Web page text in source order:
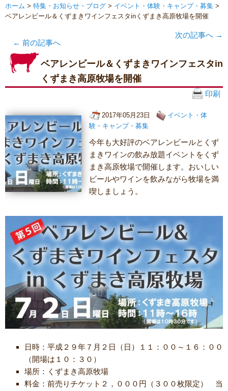
ホーム > 特集・お知らせ・ブログ > イベント・体験・キャンプ・募集 >
ベアレンビール＆くずまきワインフェスタinくずまき高原牧場を開催
← 前の記事へ
次の記事へ →
ベアレンビール＆くずまきワインフェスタin
くずまき高原牧場を開催
印刷
2017年05月23日
イベント・体
験・キャンプ・募集
今年も大好評のベアレンビールとくず
まきワインの飲み放題イベントをくず
まき高原牧場で開催します。おいしい
ビールやワインを飲みながら牧場を満
喫しましょう。
日時：平成２９年７月２日（日）１１：００～１６：００
（開場は１０：３０）
場所：くずまき高原牧場
料金：前売りチケット２，０００円（３００枚限定） 当